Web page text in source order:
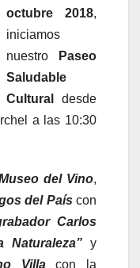
octubre 2018,
iniciamos
nuestro
Paseo
Saludable
Cultural
desde
a las 10:30
del Vino,
del Paíscon
Carlos
Naturaleza” y
Villacon la